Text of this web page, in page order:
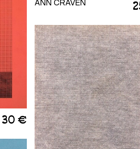
ANN CRAVEN
30 €